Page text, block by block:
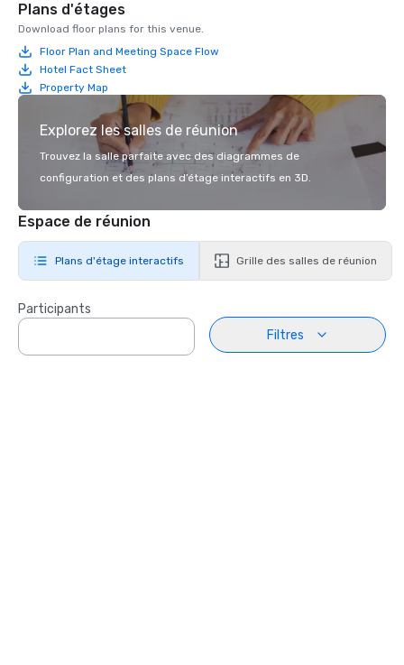
Plans d'étages
Download floor plans for this venue.
Floor Plan and Meeting Space Flow
Hotel Fact Sheet
Property Map
Explorez les salles de réunion
Trouvez la salle parfaite avec des diagrammes de
configuration et des plans d’étage interactifs en 3D.
Espace de réunion
Plans d'étage interactifs Grille des salles de réunion
Participants
Filtres